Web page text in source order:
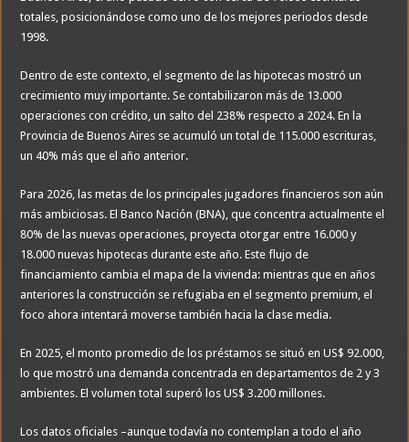
totales, posicionándose como uno de los mejores periodos desde
1998.
Dentro de este contexto, el segmento de las hipotecas mostró un
crecimiento muy importante. Se contabilizaron más de 13.000
operaciones con crédito, un salto del 238% respecto a 2024. En la
Provincia de Buenos Aires se acumuló un total de 115.000 escrituras,
un 40% más que el año anterior.
Para 2026, las metas de los principales jugadores financieros son aún
más ambiciosas. El Banco Nación (BNA), que concentra actualmente el
80% de las nuevas operaciones, proyecta otorgar entre 16.000 y
18.000 nuevas hipotecas durante este año. Este flujo de
financiamiento cambia el mapa de la vivienda: mientras que en años
anteriores la construcción se refugiaba en el segmento premium, el
foco ahora intentará moverse también hacia la clase media.
En 2025, el monto promedio de los préstamos se situó en US$ 92.000,
lo que mostró una demanda concentrada en departamentos de 2 y 3
ambientes. El volumen total superó los US$ 3.200 millones.
Los datos oficiales –aunque todavía no contemplan a todo el año